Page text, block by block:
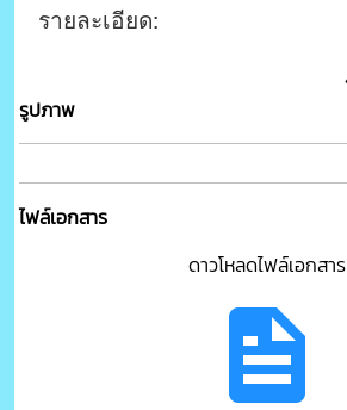
รายละเอียด:
รูปภาพ
ไฟล์เอกสาร
ดาวโหลดไฟล์เอกสาร